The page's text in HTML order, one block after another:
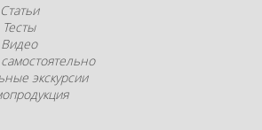
Статьи
Тесты
Видео
экскурсии